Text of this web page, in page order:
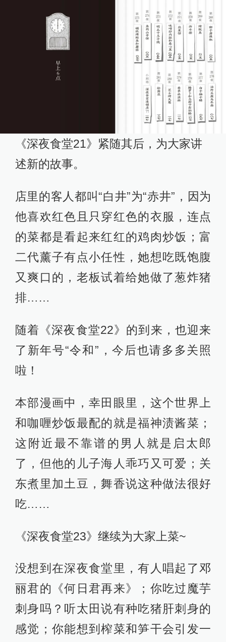
《深夜食堂21》紧随其后，为大家讲
述新的故事。
店里的客人都叫“白井”为“赤井”，因为
他喜欢红色且只穿红色的衣服，连点
的菜都是看起来红红的鸡肉炒饭；富
二代薰子有点小任性，她想吃既饱腹
又爽口的，老板试着给她做了葱炸猪
排……
随着《深夜食堂22》的到来，也迎来
了新年号“令和”，今后也请多多关照
啦！
本部漫画中，幸田眼里，这个世界上
和咖喱炒饭最配的就是福神渍酱菜；
这附近最不靠谱的男人就是启太郎
了，但他的儿子海人乖巧又可爱；关
东煮里加土豆，舞香说这种做法很好
吃……
《深夜食堂23》继续为大家上菜~
没想到在深夜食堂里，有人唱起了邓
丽君的《何日君再来》；你吃过魔芋
刺身吗？听太田说有种吃猪肝刺身的
感觉；你能想到榨菜和笋干会引发一